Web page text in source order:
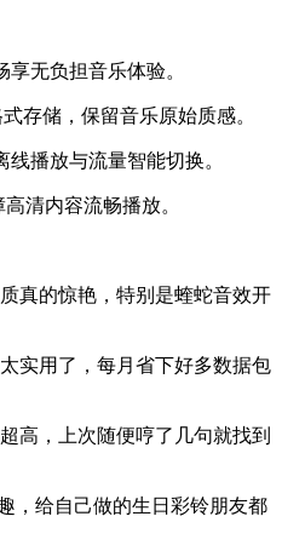
无负担音乐体验。
存储，保留音乐原始质感。
播放与流量智能切换。
清内容流畅播放。
真的惊艳，特别是蝰蛇音效开
实用了，每月省下好多数据包
高，上次随便哼了几句就找到
，给自己做的生日彩铃朋友都